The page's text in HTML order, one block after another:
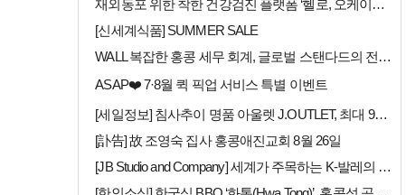
재외동포 위한 착한 건강검진 플랫폼 ‘헬로, 오케이검진’ 서비스 개시
[신세계식품] SUMMER SALE
WALL 복잡한 홍콩 세무 회계, 글로벌 스탠다드의 전문가들이 답을 드립…
ASAP❤️ 7·8월 퀵 픽업 서비스 특별 이벤트
[세일정보] 침사추이 명품 아울렛 J.OUTLET, 최대 90% 빅 세일…
[訃告] 故 조영숙 집사 홍콩애진교회 8월 26일
[JB Studio and Company] 세계가 주목하는 K-발레의 비…